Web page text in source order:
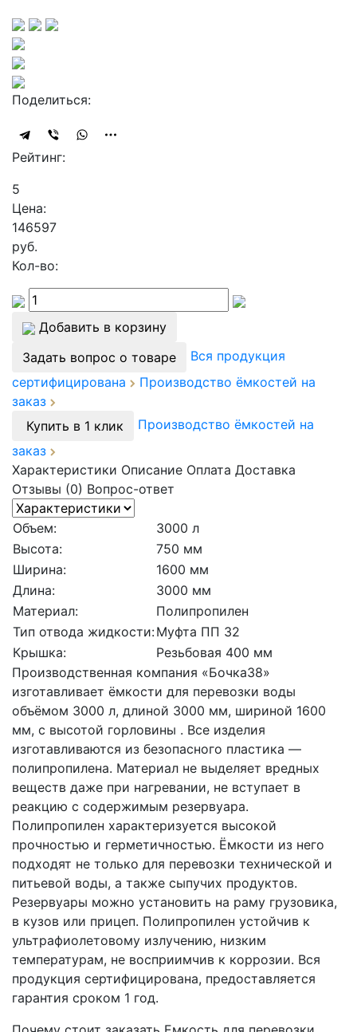
Поделиться:
Рейтинг:
5
Цена:
146597
руб.
Кол-во:
Добавить в корзину
Задать вопрос о товаре
Вся продукция
сертифицирована
Производство ёмкостей на
заказ
Купить в 1 клик
Производство ёмкостей на
заказ
Характеристики Описание Оплата Доставка
Отзывы (0) Вопрос-ответ
Объем:
3000 л
Высота:
750 мм
Ширина:
1600 мм
Длина:
3000 мм
Материал:
Полипропилен
Тип отвода жидкости:Муфта ПП 32
Крышка:
Резьбовая 400 мм
Производственная компания «Бочка38»
изготавливает ёмкости для перевозки воды
объёмом 3000 л, длиной 3000 мм, шириной 1600
мм, с высотой горловины . Все изделия
изготавливаются из безопасного пластика —
полипропилена. Материал не выделяет вредных
веществ даже при нагревании, не вступает в
реакцию с содержимым резервуара.
Полипропилен характеризуется высокой
прочностью и герметичностью. Ёмкости из него
подходят не только для перевозки технической и
питьевой воды, а также сыпучих продуктов.
Резервуары можно установить на раму грузовика,
в кузов или прицеп. Полипропилен устойчив к
ультрафиолетовому излучению, низким
температурам, не восприимчив к коррозии. Вся
продукция сертифицирована, предоставляется
гарантия сроком 1 год.